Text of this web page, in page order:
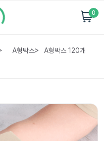
0
A형박스>
A형박스 120개